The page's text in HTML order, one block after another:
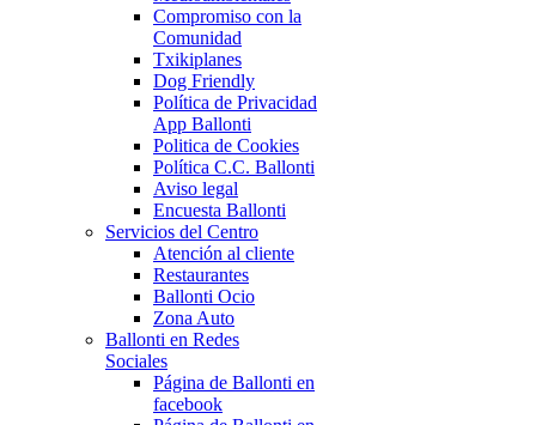
Compromiso con la
Comunidad
Txikiplanes
Dog Friendly
Política de Privacidad
App Ballonti
Politica de Cookies
Política C.C. Ballonti
Aviso legal
Encuesta Ballonti
Servicios del Centro
Atención al cliente
Restaurantes
Ballonti Ocio
Zona Auto
Ballonti en Redes
Sociales
Página de Ballonti en
facebook